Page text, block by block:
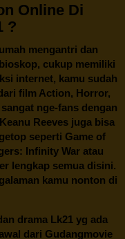
Online Di
?
mengantri dan
cukup memiliki
internet, kamu sudah
film Action, Horror,
nge-fans dengan
Reeves juga bisa
seperti Game of
Infinity War atau
lengkap semua disini.
kamu nonton di
dramaLk21yg ada
dari Gudangmovie